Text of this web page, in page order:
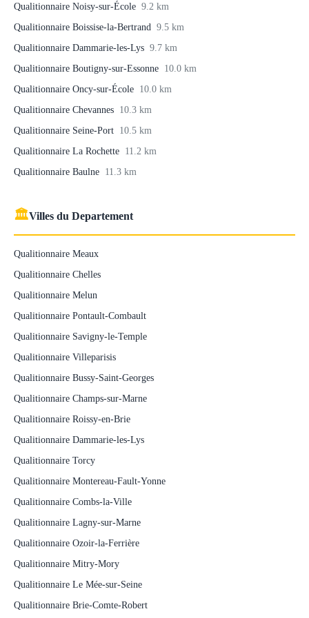
Qualitionnaire Noisy-sur-École 9.2 km
Qualitionnaire Boissise-la-Bertrand 9.5 km
Qualitionnaire Dammarie-les-Lys 9.7 km
Qualitionnaire Boutigny-sur-Essonne 10.0 km
Qualitionnaire Oncy-sur-École 10.0 km
Qualitionnaire Chevannes 10.3 km
Qualitionnaire Seine-Port 10.5 km
Qualitionnaire La Rochette 11.2 km
Qualitionnaire Baulne 11.3 km
🏛Villes du Departement
Qualitionnaire Meaux
Qualitionnaire Chelles
Qualitionnaire Melun
Qualitionnaire Pontault-Combault
Qualitionnaire Savigny-le-Temple
Qualitionnaire Villeparisis
Qualitionnaire Bussy-Saint-Georges
Qualitionnaire Champs-sur-Marne
Qualitionnaire Roissy-en-Brie
Qualitionnaire Dammarie-les-Lys
Qualitionnaire Torcy
Qualitionnaire Montereau-Fault-Yonne
Qualitionnaire Combs-la-Ville
Qualitionnaire Lagny-sur-Marne
Qualitionnaire Ozoir-la-Ferrière
Qualitionnaire Mitry-Mory
Qualitionnaire Le Mée-sur-Seine
Qualitionnaire Brie-Comte-Robert